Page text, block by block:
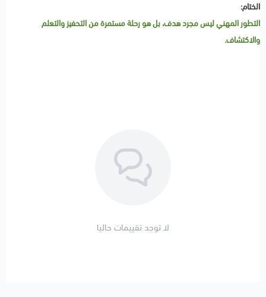
الختام:
التطور المهني ليس مجرد هدف، بل هو رحلة مستمرة من التحفيز والتعلم
والاكتشاف.
لا توجد تقييمات حاليا